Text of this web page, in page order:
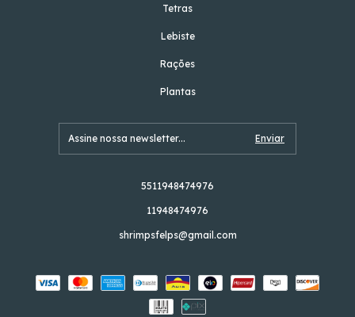
Tetras
Lebiste
Rações
Plantas
5511948474976
11948474976
shrimpsfelps@gmail.com